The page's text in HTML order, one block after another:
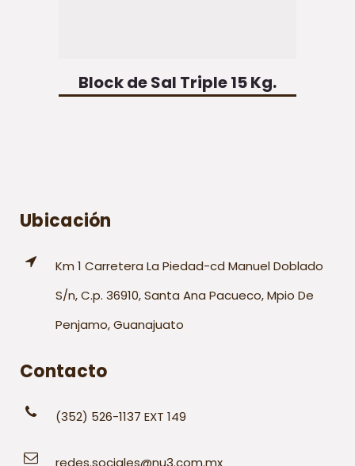
Block de Sal Triple 15 Kg.
Ubicación
Km 1 Carretera La Piedad-cd Manuel Doblado
S/n, C.p. 36910, Santa Ana Pacueco, Mpio De
Penjamo, Guanajuato
Contacto
(352) 526-1137 EXT 149
redes.sociales@nu3.com.mx